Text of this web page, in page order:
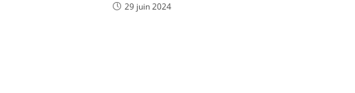
29 juin 2024